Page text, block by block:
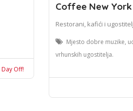
Day Off!
Coffee New York
Restorani, kafići i
Mjesto dobre muzike,
vrhunskih ugostitelja.